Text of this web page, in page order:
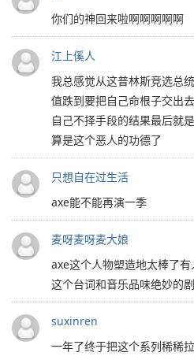
你们的神回来啦啊啊啊啊啊
江上傒人
我总感觉从这普林斯竞选总
值跌到要把自己命根子交出
自己不择手段的结果最后就
算是这个恶人的功德了
只想自在过生活
axe能不能再演一季
麦呀麦呀麦大娘
axe这个人物塑造地太棒了
这个台词和音乐品味绝妙的
suxinren
一年了终于把这个系列稀稀